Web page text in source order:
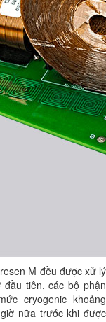
M đều được xử lý
tiên, các bộ phận
cryogenic khoảng
nữa trước khi được